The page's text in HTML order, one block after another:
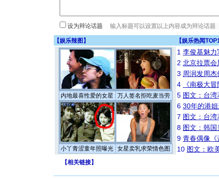
设为辩论话题
【娱乐辣图 】 【娱乐热闻
内地最喜性爱的女星 万人签名拒吃麦当劳
小丫青涩童年照曝光 女星卖乳求荣情色图
1 李俊基魅力
2 北京拉票
3 周润发周
4
《南极大
5 图文：台
6 30年的港
7 图文：台
8 图文：韩
9 青春偶像《
10 图文：欧
【相关链接】